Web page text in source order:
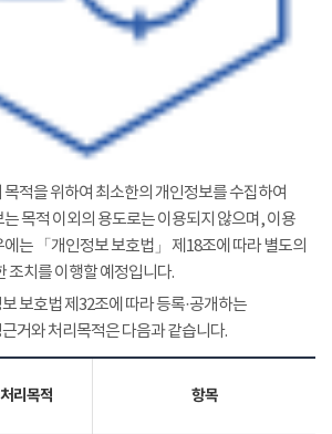
적을 위하여 최소한의 개인정보를 수집하여
목적 이외의 용도로는 이용되지 않으며, 이용
는 「개인정보 보호법」 제18조에 따라 별도의
조치를 이행할 예정입니다.
보호법 제32조에 따라 등록·공개하는
거와 처리목적은 다음과 같습니다.
처리목적 항목